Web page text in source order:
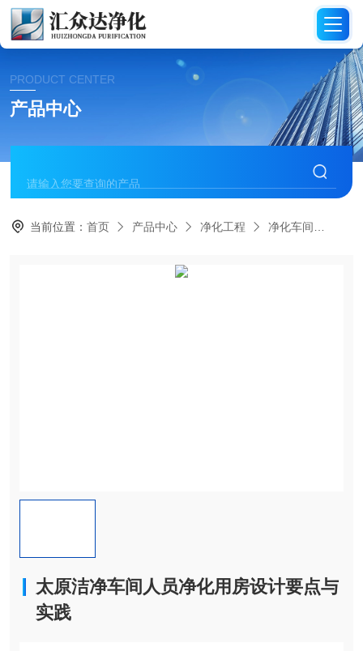
PRODUCT CENTER
产品中心
当前位置：首页 产品中心 净化工程 净化车间
太原洁净车间人员净化用房设计要点与
实践